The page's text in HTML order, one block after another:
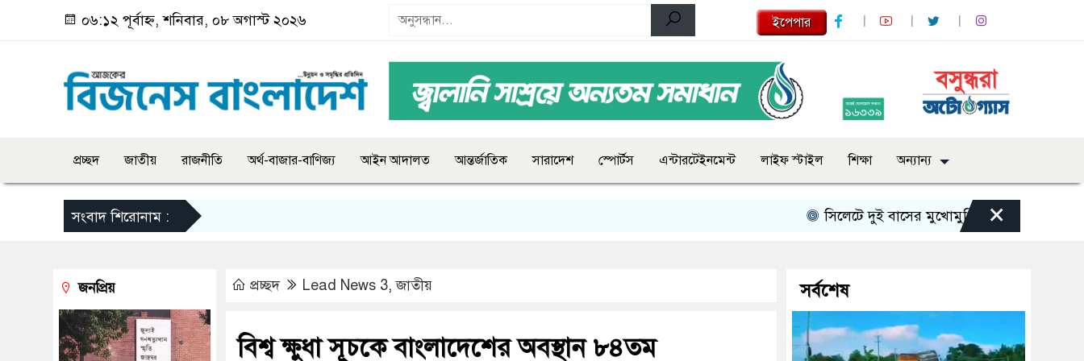
০৬:১২ পূর্বাহ্ন, শনিবার, ০৮ অগাস্ট ২০২৬ ইপেপার
প্রচ্ছদ জাতীয় রাজনীতি অর্থ-বাজার-বাণিজ্য আইন আদালত আন্তর্জাতিক সারাদেশ স্পোর্টস এন্টারটেইনমেন্ট লাইফ স্টাইল শিক্ষা অন্যান্য
সংবাদ শিরোনাম : সিলেটে দুই বাসের মুখোমুখি সংঘর্ষে নিহত বেড়ে ৯
×
প্রচ্ছদ Lead News 3,জাতীয়
বিশ্ব ক্ষুধা সূচকে বাংলাদেশের অবস্থান ৮৪তম
জনপ্রিয় সর্বশেষ